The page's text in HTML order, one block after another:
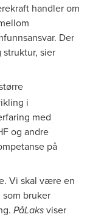
handler om
Der
sier
i
med
og andre
på
Vi skal være en
bruker
PåLaks viser